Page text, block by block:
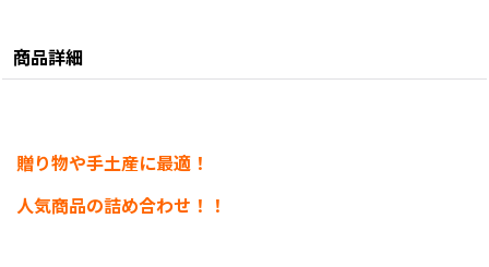
商品詳細
贈り物や手土産に最適！
人気商品の詰め合わせ！！